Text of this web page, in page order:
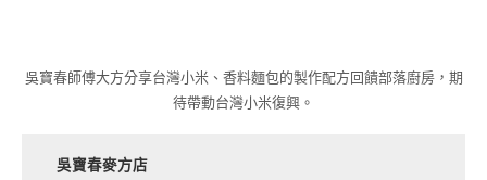
吳寶春師傅大方分享台灣小米、香料麵包的製作配方回饋部落廚房，期
待帶動台灣小米復興。
吳寶春麥方店